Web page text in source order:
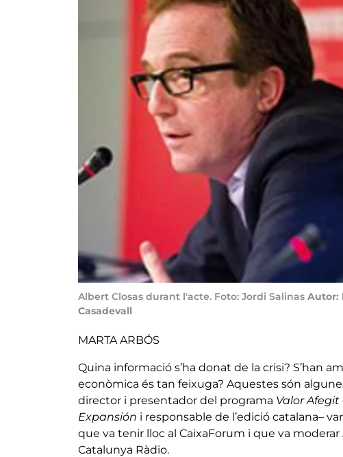
Albert Closas durant l'acte. Foto: Jordi Salinas Autor:
Casadevall
MARTA ARBÓS
Quina informació s’ha donat de la crisi? S’han
econòmica és tan feixuga? Aquestes són
director i presentador del programa Valor Afegit
Expansión i responsable de l’edició catalana–
que va tenir lloc al CaixaForum i que va moderar
Catalunya Ràdio.